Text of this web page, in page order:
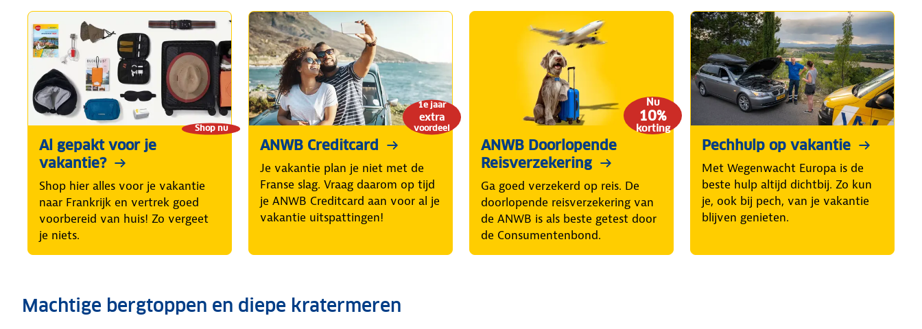
Shop nu
Al gepakt voor je
vakantie?
Shop hier alles voor je vakantie
naar Frankrijk en vertrek goed
voorbereid van huis! Zo vergeet
je niets.
1e jaar
extra
voordeel
ANWB Creditcard
Je vakantie plan je niet met de
Franse slag. Vraag daarom op tijd
je ANWB Creditcard aan voor al je
vakantie uitspattingen!
Nu
10%
korting
ANWB Doorlopende
Reisverzekering
Ga goed verzekerd op reis. De
doorlopende reisverzekering van
de ANWB is als beste getest door
de Consumentenbond.
Pechhulp op vakantie
Met Wegenwacht Europa is de
beste hulp altijd dichtbij. Zo kun
je, ook bij pech, van je vakantie
blijven genieten.
Machtige bergtoppen en diepe kratermeren